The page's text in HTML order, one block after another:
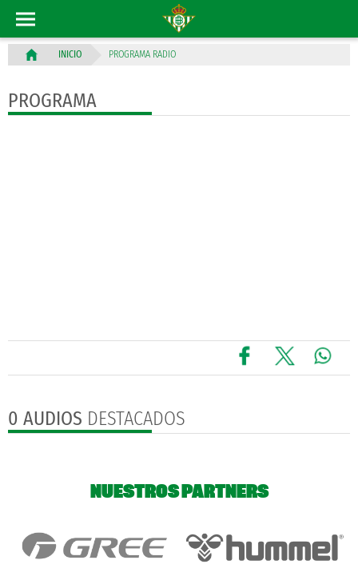
INICIO PROGRAMA RADIO
PROGRAMA
0 AUDIOS DESTACADOS
NUESTROS PARTNERS